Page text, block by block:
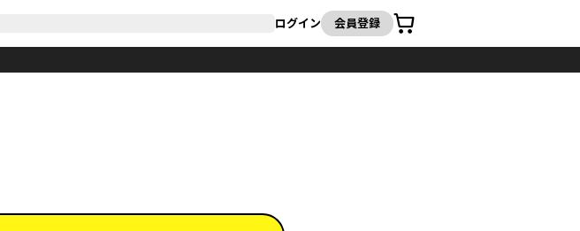
ログイン 会員登録
カート